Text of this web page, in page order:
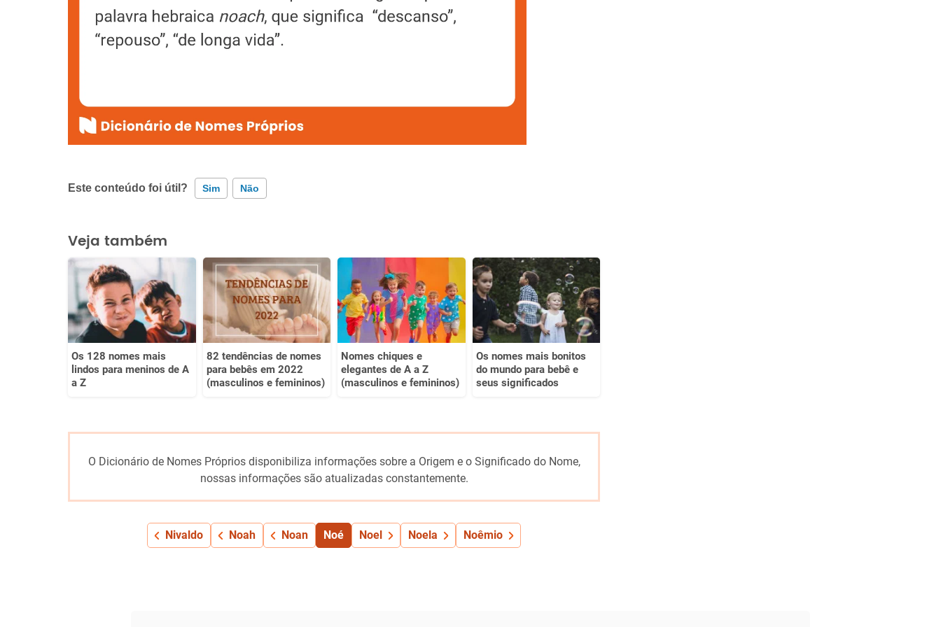
Este conteúdo foi útil? Sim Não
Este conteúdo contém informação incorreta
Este conteúdo não tem a informação que procuro
Outro
Veja também
Os 128 nomes mais
lindos para meninos de A
a Z
82 tendências de nomes
para bebês em 2022
(masculinos e femininos)
Nomes chiques e
elegantes de A a Z
(masculinos e femininos)
Os nomes mais bonitos
do mundo para bebê e
seus significados
O Dicionário de Nomes Próprios disponibiliza informações sobre a Origem e o Significado do Nome,
nossas informações são atualizadas constantemente.
Nivaldo Noah Noan Noé Noel Noela Noêmio